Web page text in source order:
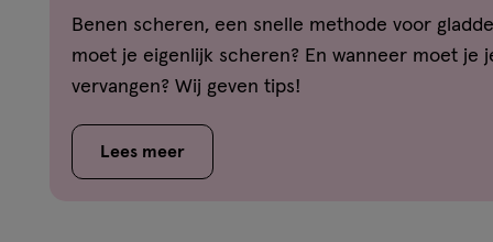
Benen scheren, een snelle methode voor
moet je eigenlijk scheren? En wanneer moet je
vervangen? Wij geven tips!
Lees meer